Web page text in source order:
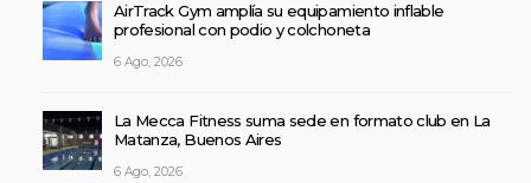
AirTrack Gym amplía su equipamiento inflable
profesional con podio y colchoneta
6 Ago, 2026
La Mecca Fitness suma sede en formato club en La
Matanza, Buenos Aires
6 Ago, 2026